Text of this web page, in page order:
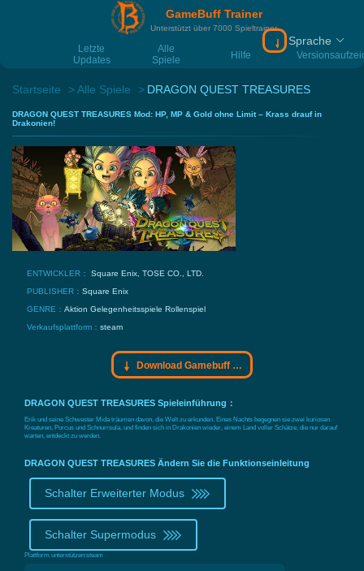
GameBuff Trainer
Unterstützt über 7000 Spieltrainer
Letzte
Updates
Alle
Spiele
Hilfe
Download
Sprache
Startseite Alle Spiele DRAGON QUEST TREASURES
DRAGON QUEST TREASURES Mod: HP, MP & Gold ohne Limit – Krass drauf in
Drakonien!
ENTWICKLER： Square Enix, TOSE CO., LTD.
PUBLISHER： Square Enix
GENRE： Aktion Gelegenheitsspiele Rollenspiel
Verkaufsplattform： steam
Download Gamebuff Trainer
DRAGON QUEST TREASURES Spieleinführung：
Erik und seine Schwester Mida träumen davon, die Welt zu erkunden. Eines Nachts begegnen sie zwei kuriosen
Kreaturen, Porcus und Schnurrsula, und finden sich in Drakonien wieder, einem Land voller Schätze, die nur darauf
warten, entdeckt zu werden.
DRAGON QUEST TREASURES Ändern Sie die Funktionseinleitung
Schalter Erweiterter Modus
Schalter Supermodus
Plattform unterstützen:steam